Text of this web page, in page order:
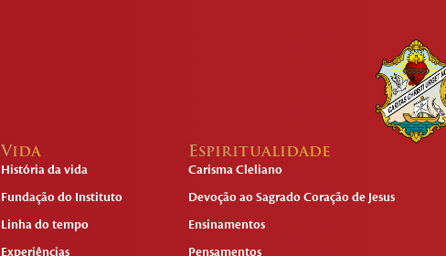
Vida
História da vida
Fundação do Instituto
Linha do tempo
Experiências
Espiritualidade
Carisma Cleliano
Devoção ao Sagrado Coração de Jesus
Ensinamentos
Pensamentos